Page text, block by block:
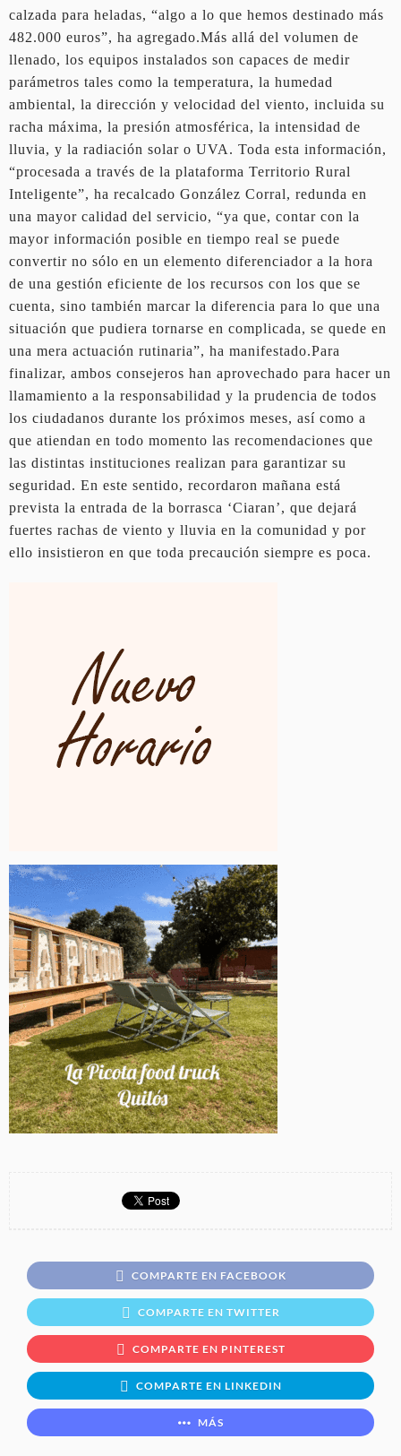
calzada para heladas, “algo a lo que hemos destinado más
482.000 euros”, ha agregado.Más allá del volumen de
llenado, los equipos instalados son capaces de medir
parámetros tales como la temperatura, la humedad
ambiental, la dirección y velocidad del viento, incluida su
racha máxima, la presión atmosférica, la intensidad de
lluvia, y la radiación solar o UVA. Toda esta información,
“procesada a través de la plataforma Territorio Rural
Inteligente”, ha recalcado González Corral, redunda en
una mayor calidad del servicio, “ya que, contar con la
mayor información posible en tiempo real se puede
convertir no sólo en un elemento diferenciador a la hora
de una gestión eficiente de los recursos con los que se
cuenta, sino también marcar la diferencia para lo que una
situación que pudiera tornarse en complicada, se quede en
una mera actuación rutinaria”, ha manifestado.Para
finalizar, ambos consejeros han aprovechado para hacer un
llamamiento a la responsabilidad y la prudencia de todos
los ciudadanos durante los próximos meses, así como a
que atiendan en todo momento las recomendaciones que
las distintas instituciones realizan para garantizar su
seguridad. En este sentido, recordaron mañana está
prevista la entrada de la borrasca ‘Ciaran’, que dejará
fuertes rachas de viento y lluvia en la comunidad y por
ello insistieron en que toda precaución siempre es poca.
COMPARTE EN FACEBOOK
COMPARTE EN TWITTER
COMPARTE EN PINTEREST
COMPARTE EN LINKEDIN
MÁS